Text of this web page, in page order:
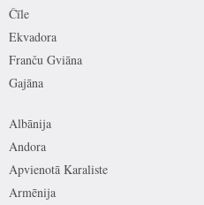
Čīle
Ekvadora
Franču Gviāna
Gajāna
Albānija
Andora
Apvienotā Karaliste
Armēnija